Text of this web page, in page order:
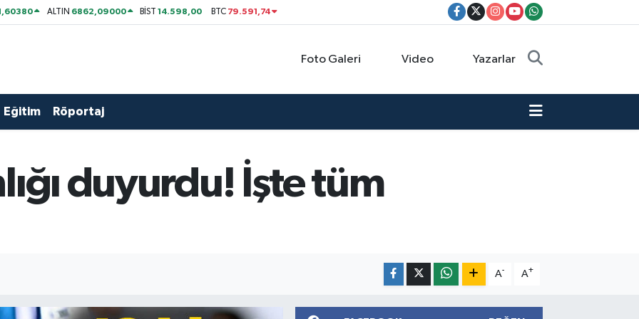
ALTIN 6862,09000 BİST14.598,00 BTC 79.591,74
Foto Galeri Video Yazarlar
Eğitim Röportaj
duyurdu! İşte tüm
A- A+